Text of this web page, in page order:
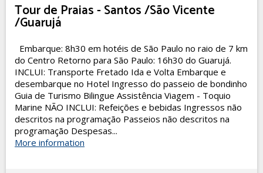
Tour de Praias - Santos /São Vicente
/Guarujá
Embarque: 8h30 em hotéis de São Paulo no raio de 7 km
do Centro Retorno para São Paulo: 16h30 do Guarujá.
INCLUI: Transporte Fretado Ida e Volta Embarque e
desembarque no Hotel Ingresso do passeio de bondinho
Guia de Turismo Bilingue Assistência Viagem - Toquio
Marine NÃO INCLUI: Refeições e bebidas Ingressos não
descritos na programação Passeios não descritos na
programação Despesas...
More information